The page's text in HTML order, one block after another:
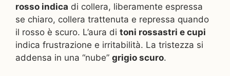
rosso indica di collera, liberamente espressa
se chiaro, collera trattenuta e repressa quando
il rosso è scuro. L’aura di toni rossastri e cupi
indica frustrazione e irritabilità. La tristezza si
addensa in una “nube” grigio scuro.